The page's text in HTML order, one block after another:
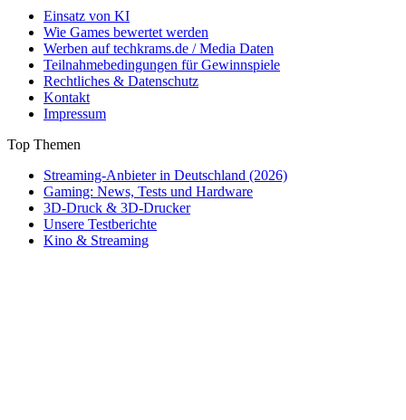
Einsatz von KI
Wie Games bewertet werden
Werben auf techkrams.de / Media Daten
Teilnahmebedingungen für Gewinnspiele
Rechtliches & Datenschutz
Kontakt
Impressum
Top Themen
Streaming-Anbieter in Deutschland (2026)
Gaming: News, Tests und Hardware
3D-Druck & 3D-Drucker
Unsere Testberichte
Kino & Streaming